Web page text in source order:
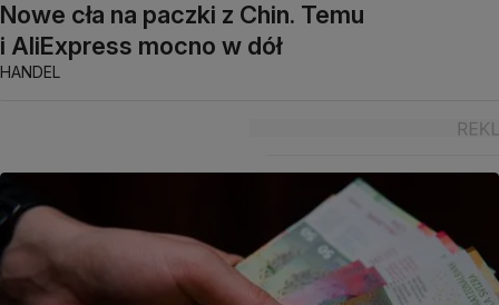
Nowe cła na paczki z Chin. Temu
i AliExpress mocno w dół
HANDEL